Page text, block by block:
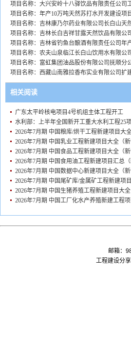
项目名称：大兴安岭十八驿饮品有限责任公司
项目名称：年产10万吨天然苏打水开发建设项目
项目名称：吉林康乃尔药业有限公司长白山天
项目名称：吉林长白吉祥甘露天然饮品有限公
项目名称：吉林省钓鱼台酿酒有限责任公司年
项目名称：农夫山泉临江长白山饮用水有限公
项目名称：富虹集团油品股份有限公司抚顺分
项目名称：西藏山南雅拉香布实业有限公司扩
相关阅读
广东太平岭核电项目4号机组主体工程开工
水利部：上半年全国新开工重大水利工程25
2026年7月期 中国粮库/烘干工程新建项目大
2026年7月期 中国乳业工程新建项目大全（新
2026年7月期 中国食品工程新建项目大全（新
2026年7月期 中国食用油工程新建项目汇总（
2026年7月期 中国数据中心新建项目大全（新
2026年7月期 中国尾矿库/金属矿工程新建项
2026年7月期 中国生猪养殖工程新建项目大全
2026年7月期 中国工厂化水产养殖新建工程
邮箱：
工程建设分